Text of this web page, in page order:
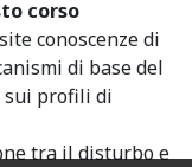
corso
conoscenze di
di base del
sui profili di
tra il disturbo e